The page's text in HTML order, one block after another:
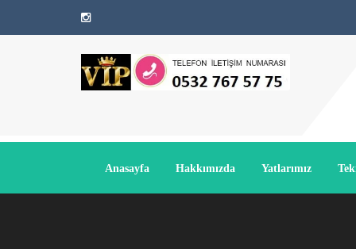
Anasayfa Hakkımızda Yatlarımız